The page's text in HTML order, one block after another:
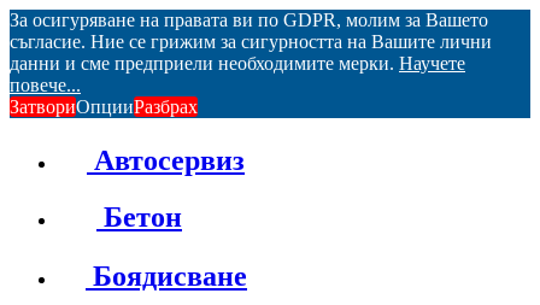
За осигуряване на правата ви по GDPR, молим за Вашето
съгласие. Ние се грижим за сигурността на Вашите лични
данни и сме предприели необходимите мерки. Научете
повече...
ЗатвориОпцииРазбрах
Автосервиз
Бетон
Боядисване